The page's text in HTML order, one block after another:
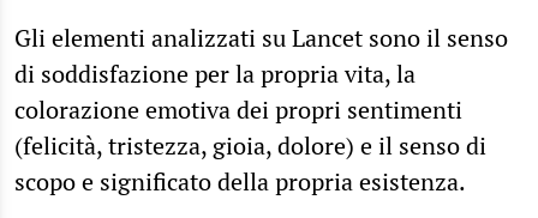
Gli elementi analizzati su Lancet sono il senso
di soddisfazione per la propria vita, la
colorazione emotiva dei propri sentimenti
(felicità, tristezza, gioia, dolore) e il senso di
scopo e significato della propria esistenza.